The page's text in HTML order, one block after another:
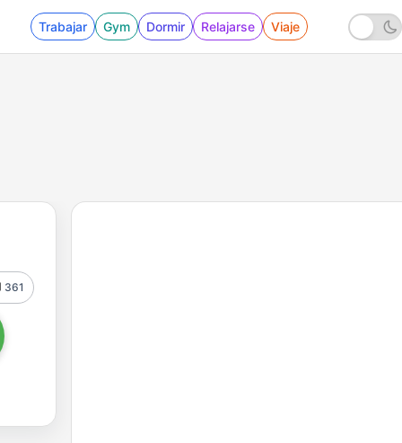
Trabajar Gym Dormir Relajarse Viaje
361